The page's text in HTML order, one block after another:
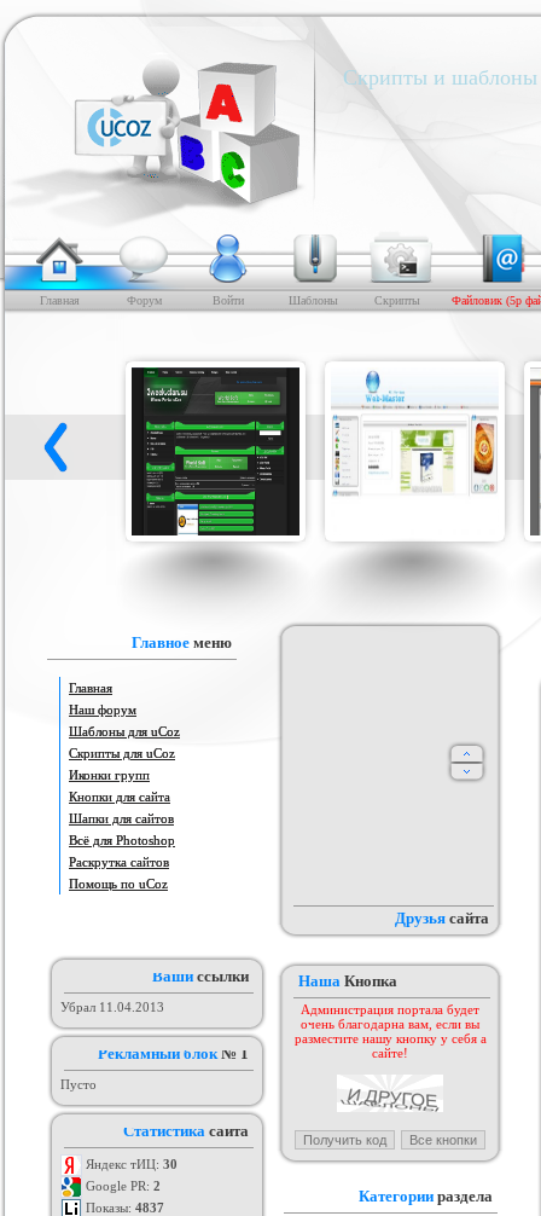
Скрипты и шаблоны
Главная Форум Войти Шаблоны Скрипты Файловик (5р
Android для uCoz
Адаптация Шаблона GameNow
Up + PSD для
Новый игровой шаблон для ucoz
Creative Games
Категория :Игровые
Категория :
Иконки и кнопки для
сайта
Главное меню
Главная
Наш форум
Шаблоны для uCoz
Скрипты для uCoz
Иконки групп
Кнопки для сайта
Шапки для сайтов
Всё для Photoshop
Раскрутка сайтов
Помощь по uCoz
Ваши ссылки
Убрал 11.04.2013
Рекламный блок№ 1
Пусто
Статистика сайта
Яндекс тИЦ: 30
Google PR: 2
Показы: 4837
Друзья сайта
Наша Кнопка
Администрация портала будет
очень благодарна вам, если вы
разместите нашу кнопку у себя а
сайте!
Категории раздела